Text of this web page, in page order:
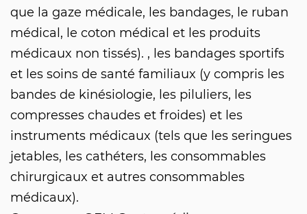
que la gaze médicale, les bandages, le ruban
médical, le coton médical et les produits
médicaux non tissés). , les bandages sportifs
et les soins de santé familiaux (y compris les
bandes de kinésiologie, les piluliers, les
compresses chaudes et froides) et les
instruments médicaux (tels que les seringues
jetables, les cathéters, les consommables
chirurgicaux et autres consommables
médicaux).